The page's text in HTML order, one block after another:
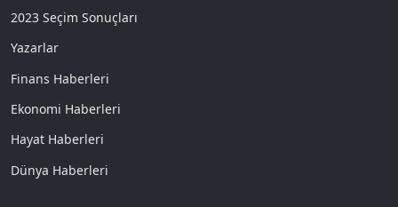
2023 Seçim Sonuçları
Yazarlar
Finans Haberleri
Ekonomi Haberleri
Hayat Haberleri
Dünya Haberleri